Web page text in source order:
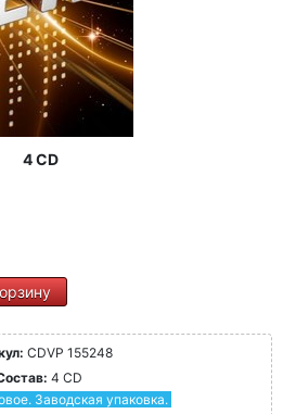
4 CD
CDVP 155248
4 CD
Заводская упаковка.